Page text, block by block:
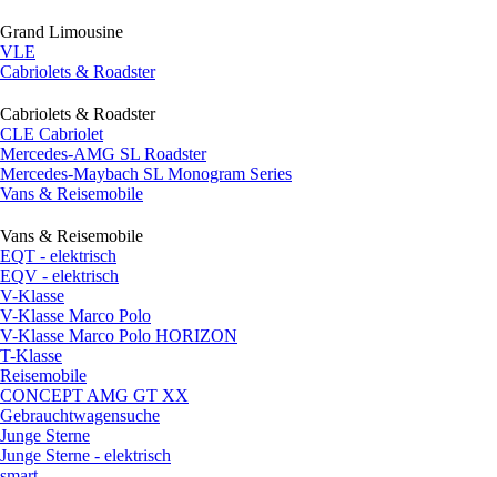
Grand Limousine
VLE
Cabriolets & Roadster
Cabriolets & Roadster
CLE Cabriolet
Mercedes-AMG SL Roadster
Mercedes-Maybach SL Monogram Series
Vans & Reisemobile
Vans & Reisemobile
EQT - elektrisch
EQV - elektrisch
V-Klasse
V-Klasse Marco Polo
V-Klasse Marco Polo HORIZON
T-Klasse
Reisemobile
CONCEPT AMG GT XX
Gebrauchtwagensuche
Junge Sterne
Junge Sterne - elektrisch